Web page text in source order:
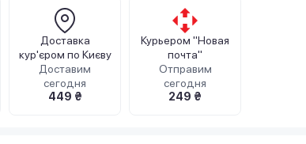
Доставка
кур'єром по Києву
Доставим
сегодня
449 ₴
Курьером "Новая
почта"
Отправим
сегодня
249 ₴